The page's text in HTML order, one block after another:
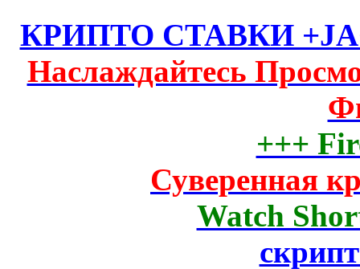
КРИПТО СТАВКИ
Наслаждайтесь
+++
Суверенная
Watch